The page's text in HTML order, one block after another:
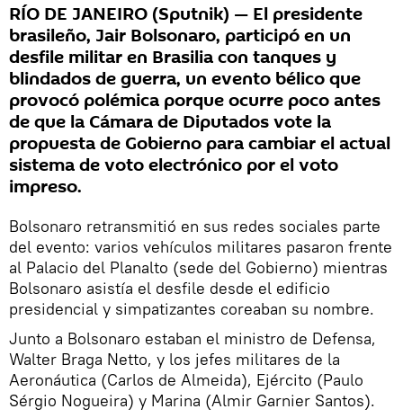
RÍO DE JANEIRO (Sputnik) — El presidente
brasileño, Jair Bolsonaro, participó en un
desfile militar en Brasilia con tanques y
blindados de guerra, un evento bélico que
provocó polémica porque ocurre poco antes
de que la Cámara de Diputados vote la
propuesta de Gobierno para cambiar el actual
sistema de voto electrónico por el voto
impreso.
Bolsonaro retransmitió en sus redes sociales parte
del evento: varios vehículos militares pasaron frente
al Palacio del Planalto (sede del Gobierno) mientras
Bolsonaro asistía el desfile desde el edificio
presidencial y simpatizantes coreaban su nombre.
Junto a Bolsonaro estaban el ministro de Defensa,
Walter Braga Netto, y los jefes militares de la
Aeronáutica (Carlos de Almeida), Ejército (Paulo
Sérgio Nogueira) y Marina (Almir Garnier Santos).